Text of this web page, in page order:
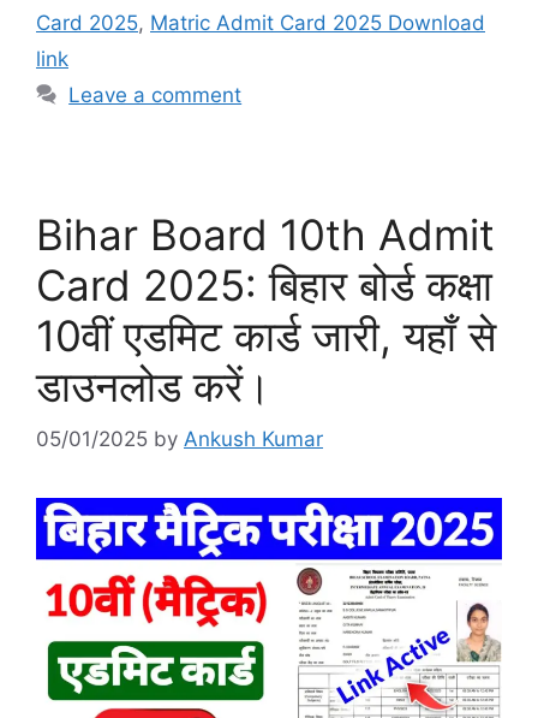
Card 2025, Matric Admit Card 2025 Download
link
Leave a comment
Bihar Board 10th Admit
Card 2025: बिहार बोर्ड कक्षा
10वीं एडमिट कार्ड जारी, यहाँ से
डाउनलोड करें।
05/01/2025 by Ankush Kumar